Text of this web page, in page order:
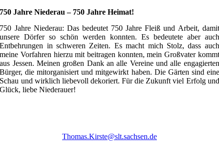
750 Jahre Niederau – 750 Jahre Heimat!
750 Jahre Niederau: Das bedeutet 750 Jahre Fleiß und Arbeit, damit
unsere Dörfer so schön werden konnten. Es bedeutete aber auch
Entbehrungen in schweren Zeiten. Es macht mich Stolz, dass auch
meine Vorfahren hierzu mit beitragen konnten, mein Großvater kommt
aus Jessen. Meinen großen Dank an alle Vereine und alle engagierten
Bürger, die mitorganisiert und mitgewirkt haben. Die Gärten sind eine
Schau und wirklich liebevoll dekoriert. Für die Zukunft viel Erfolg und
Glück, liebe Niederauer!
Thomas.Kirste@slt.sachsen.de